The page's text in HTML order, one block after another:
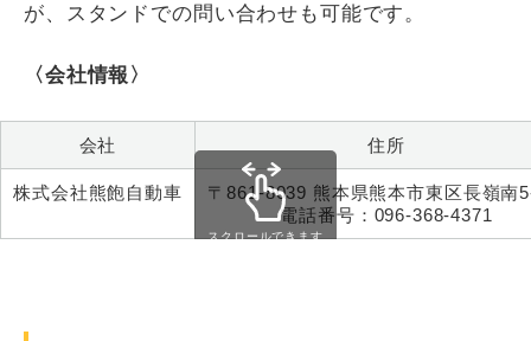
が、スタンドでの問い合わせも可能です。
〈会社情報〉
会社 住所
株式会社熊飽自動車
〒861-8039 熊本県熊本市東区長嶺南
電話番号：096-368-4371
スクロールできます